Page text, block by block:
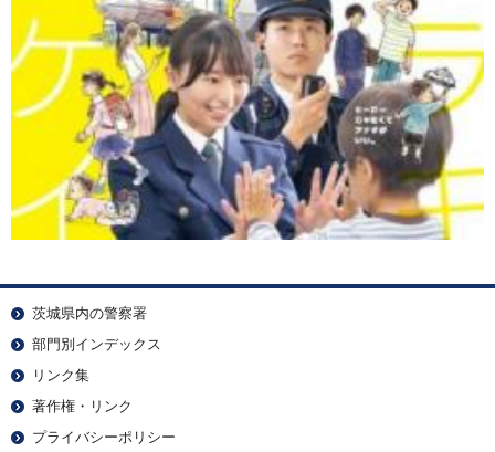
茨城県内の警察署
部門別インデックス
リンク集
著作権・リンク
プライバシーポリシー